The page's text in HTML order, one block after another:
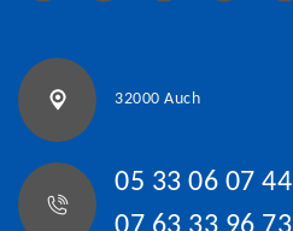
32000 Auch
05 33 06 07 44